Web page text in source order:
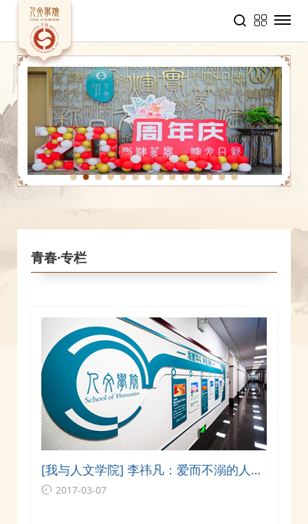
4 5 6 7 8 9 10 11 12 13 14
青春·专栏
[我与人文学院] 李祎凡：爱而不溺的人文
学院2017-03-07